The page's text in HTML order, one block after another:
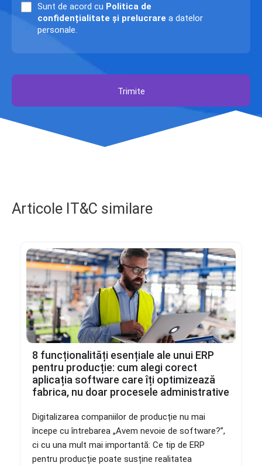
Sunt de acord cu Politica de
confidențialitate și prelucrare a datelor
personale.
Trimite
Articole IT&C similare
8 funcționalități esențiale ale unui ERP
pentru producție: cum alegi corect
aplicația software care îți optimizează
fabrica, nu doar procesele administrative
Digitalizarea companiilor de producție nu mai
începe cu întrebarea „Avem nevoie de software?”,
ci cu una mult mai importantă: Ce tip de ERP
pentru producție poate susține realitatea